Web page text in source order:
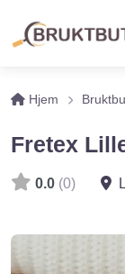
Hjem
Fretex
0.0 (0)